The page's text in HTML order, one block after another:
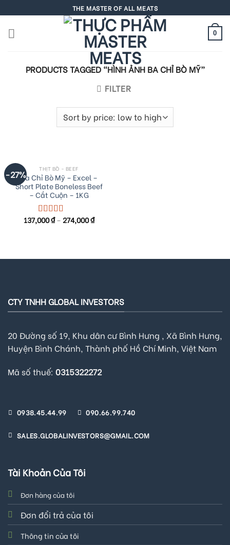
to
content
THE MASTER OF ALL MEATS
0
PRODUCTS TAGGED “HÌNH ẢNH BA CHỈ BÒ MỸ”
FILTER
-27% THỊT BÒ - BEEF
Ba Chỉ Bò Mỹ – Excel –
Short Plate Boneless Beef
– Cắt Cuộn – 1KG
Rated5.00
137,000₫– 274,000₫
CTY TNHH GLOBAL INVESTORS
20 Đường số 19, Khu dân cư Bình Hưng , Xã Bình Hưng,
Huyện Bình Chánh, Thành phố Hồ Chí Minh, Việt Nam
Mã số thuế: 0315322272
0938.45.44.99 090.66.99.740
SALES.GLOBALINVESTORS@GMAIL.COM
Tài Khoản Của Tôi
Đơn hàng của tôi
Đơn đổi trả của tôi
Thông tin của tôi